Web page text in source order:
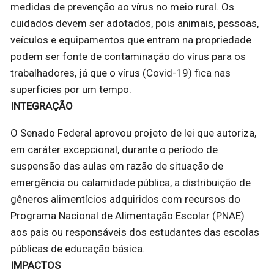
medidas de prevenção ao vírus no meio rural. Os
cuidados devem ser adotados, pois animais, pessoas,
veículos e equipamentos que entram na propriedade
podem ser fonte de contaminação do vírus para os
trabalhadores, já que o vírus (Covid-19) fica nas
superfícies por um tempo.
INTEGRAÇÃO
O Senado Federal aprovou projeto de lei que autoriza,
em caráter excepcional, durante o período de
suspensão das aulas em razão de situação de
emergência ou calamidade pública, a distribuição de
gêneros alimentícios adquiridos com recursos do
Programa Nacional de Alimentação Escolar (PNAE)
aos pais ou responsáveis dos estudantes das escolas
públicas de educação básica.
IMPACTOS